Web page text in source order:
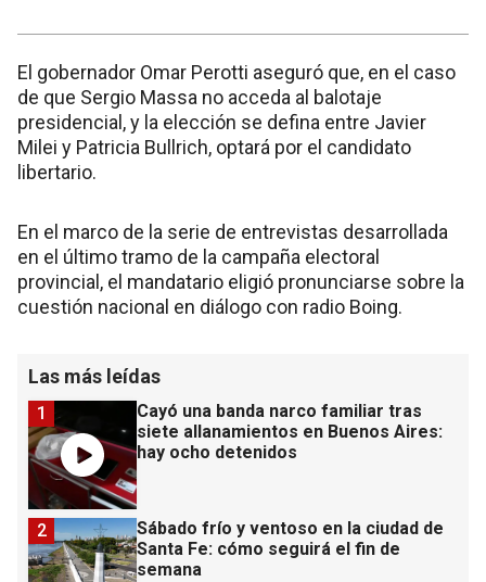
El gobernador Omar Perotti aseguró que, en el caso
de que Sergio Massa no acceda al balotaje
presidencial, y la elección se defina entre Javier
Milei y Patricia Bullrich, optará por el candidato
libertario.
En el marco de la serie de entrevistas desarrollada
en el último tramo de la campaña electoral
provincial, el mandatario eligió pronunciarse sobre la
cuestión nacional en diálogo con radio Boing.
Las más leídas
Cayó una banda narco familiar tras
siete allanamientos en Buenos Aires:
hay ocho detenidos
1
Sábado frío y ventoso en la ciudad de
Santa Fe: cómo seguirá el fin de
semana
2